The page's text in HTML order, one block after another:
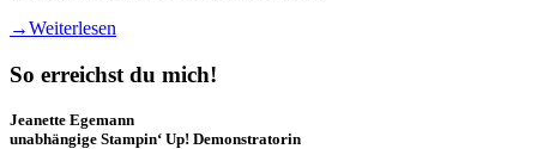
→Weiterlesen
So erreichst du mich!
Jeanette Egemann
unabhängige Stampin‘ Up! Demonstratorin